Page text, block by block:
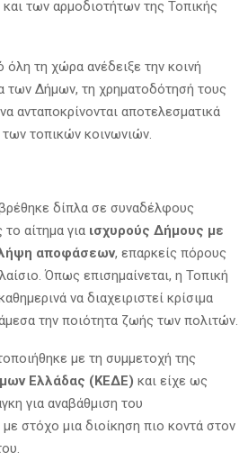
των αρμοδιοτήτων της Τοπικής
τη χώρα ανέδειξε την κοινή
των Δήμων, τη χρηματοδότησή τους
ανταποκρίνονται αποτελεσματικά
τοπικών κοινωνιών.
δίπλα σε συναδέλφους
αίτημα για ισχυρούς Δήμους με
λήψη αποφάσεων, επαρκείς πόρους
Όπως επισημαίνεται, η Τοπική
να διαχειριστεί κρίσιμα
την ποιότητα ζωής των πολιτών.
με τη συμμετοχή της
Ελλάδας (ΚΕΔΕ) και είχε ως
για αναβάθμιση του
στόχο μια διοίκηση πιο κοντά στον